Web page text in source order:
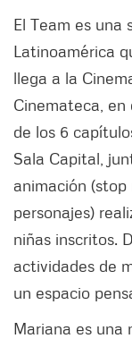
El Team es una
Latinoamérica
llega a la
Cinemateca, en
de los 6
Sala Capital,
animación
personajes)
niñas inscritos.
actividades de
un espacio
Mariana es una